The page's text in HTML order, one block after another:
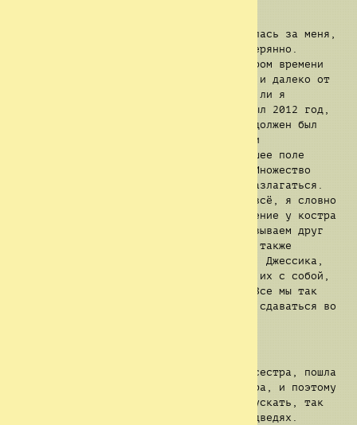
Она всегда меня поддерживала. Волновалась за меня,
когда я чувствовал себя плохо или потерянно.
Надеюсь, она не забыла обо мне. В скором времени
мои родители пошли в поход, не так уж и далеко от
нашего дома. Они спросили меня, желаю ли я
присоединиться, и я согласился. Это был 2012 год,
на тот момент мне было 16 лет. Поход должен был
длиться неделю, а место, где мы хотели
расположиться, представляло собой бывшее поле
битвы во время второй мировой войны. Множество
различных реликвий осталось гнить и разлагаться.
Было довольно весело исследовать это всё, я словно
попал в детство. Рыбалка, ходьба, сидение у костра
с моими родителями и друзьями, рассказываем друг
другу разнообразные истории. К походу также
присоединилась моя группа, Эндрю, Рид, Джессика,
Микайла. Я до сих пор жалею, что взял их с собой,
лучше бы этого никогда не случилось. Все мы так
или иначе этого желаем. Но нам нельзя сдаваться во
Ну.. прошло пару дней, и Кэтрин, моя сестра, пошла
в лес. Было где-то около 6 часов вечера, и поэтому
уже начало темнеть. Я не хотел её отпускать, так
как в последнее время сообщалось о медведях.